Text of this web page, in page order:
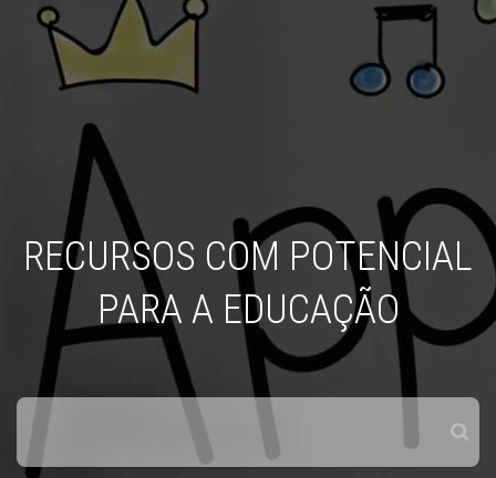
RECURSOS COM POTENCIAL
PARA A EDUCAÇÃO